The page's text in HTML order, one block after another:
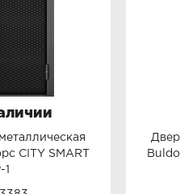
CITY SMART
1